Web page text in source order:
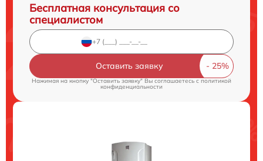
Бесплатная консультация со
специалистом
Оставить заявку
Нажимая на кнопку "Оставить заявку" Вы соглашаетесь cполитикой
конфиденциальности